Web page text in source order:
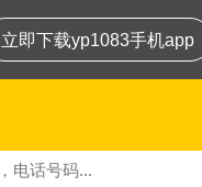
立即下载yp1083手机app